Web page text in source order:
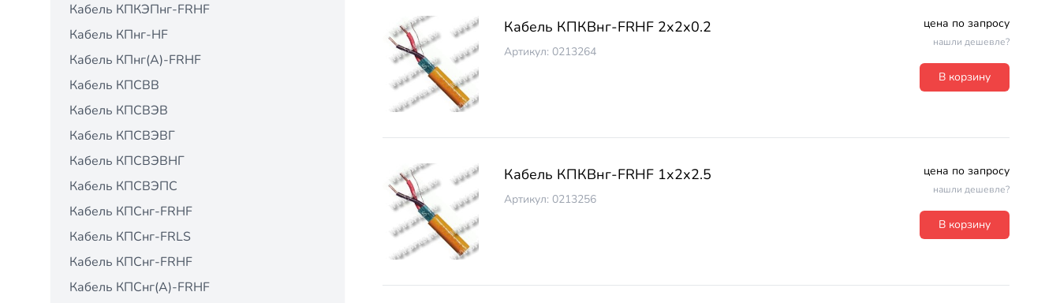
Кабель КПКЭПнг-FRНF
Кабель КПнг-HF
Кабель КПнг(А)-FRHF
Кабель КПСВВ
Кабель КПСВЭВ
Кабель КПСВЭВГ
Кабель КПСВЭВНГ
Кабель КПСВЭПС
Кабель КПСнг-FRHF
Кабель КПСнг-FRLS
Кабель КПСнг-FRНF
Кабель КПСнг(А)-FRHF
Кабель КПКВнг-FRНF 2х2х0.2
Артикул: 0213264
цена по запросу
нашли дешевле?
В корзину
Кабель КПКВнг-FRНF 1х2х2.5
Артикул: 0213256
цена по запросу
нашли дешевле?
В корзину